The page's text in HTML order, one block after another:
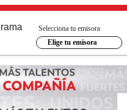
Selecciona tu emisora
Elige tu emisora